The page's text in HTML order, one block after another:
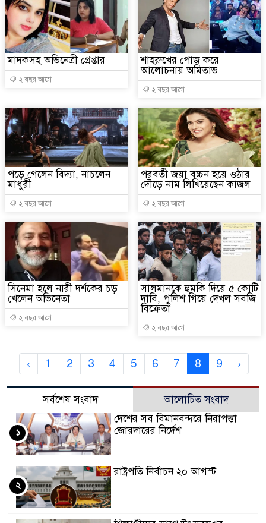
মাদকসহ অভিনেত্রী গ্রেপ্তার
২ বছর আগে
শাহরুখের পোজ করে
আলোচনায় অমিতাভ
২ বছর আগে
পড়ে গেলেন বিদ্যা, নাচলেন
মাধুরী
২ বছর আগে
পরবর্তী জয়া বচ্চন হয়ে ওঠার
দৌড়ে নাম লিখিয়েছেন কাজল
২ বছর আগে
সিনেমা হলে নারী দর্শকের চড়
খেলেন অভিনেতা
২ বছর আগে
সালমানকে হুমকি দিয়ে ৫ কোটি
দাবি, পুলিশ গিয়ে দেখল সবজি
বিক্রেতা
২ বছর আগে
‹ 1 2 3 4 5 6 7 8 9 ›
সর্বশেষ সংবাদ
আলোচিত সংবাদ
দেশের সব বিমানবন্দরে নিরাপত্তা
জোরদারের নির্দেশ
১
রাষ্ট্রপতি নির্বাচন ২০ আগস্ট
২